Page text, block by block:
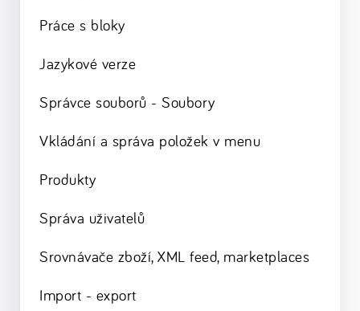
Práce s bloky
Jazykové verze
Správce souborů - Soubory
Vkládání a správa položek v menu
Produkty
Správa uživatelů
Srovnávače zboží, XML feed, marketplaces
Import - export